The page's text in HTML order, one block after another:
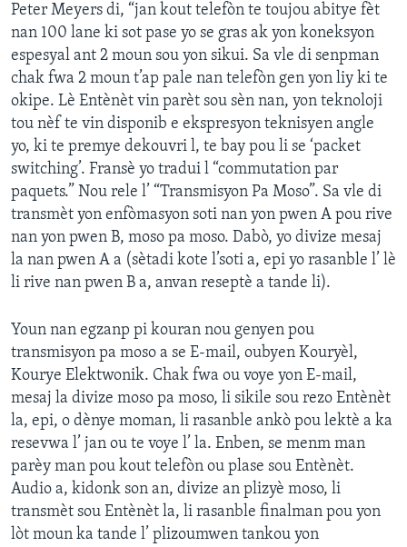
Peter Meyers di, “jan kout telefòn te toujou abitye fèt
nan 100 lane ki sot pase yo se gras ak yon koneksyon
espesyal ant 2 moun sou yon sikui. Sa vle di senpman
chak fwa 2 moun t’ap pale nan telefòn gen yon liy ki te
okipe. Lè Entènèt vin parèt sou sèn nan, yon teknoloji
tou nèf te vin disponib e ekspresyon teknisyen angle
yo, ki te premye dekouvri l, te bay pou li se ‘packet
switching’. Fransè yo tradui l “commutation par
paquets.” Nou rele l’ “Transmisyon Pa Moso”. Sa vle di
transmèt yon enfòmasyon soti nan yon pwen A pou rive
nan yon pwen B, moso pa moso. Dabò, yo divize mesaj
la nan pwen A a (sètadi kote l’soti a, epi yo rasanble l’ lè
li rive nan pwen B a, anvan reseptè a tande li).
Youn nan egzanp pi kouran nou genyen pou
transmisyon pa moso a se E-mail, oubyen Kouryèl,
Kourye Elektwonik. Chak fwa ou voye yon E-mail,
mesaj la divize moso pa moso, li sikile sou rezo Entènèt
la, epi, o dènye moman, li rasanble ankò pou lektè a ka
resevwa l’ jan ou te voye l’ la. Enben, se menm man
parèy man pou kout telefòn ou plase sou Entènèt.
Audio a, kidonk son an, divize an plizyè moso, li
transmèt sou Entènèt la, li rasanble finalman pou yon
lòt moun ka tande l’ plizoumwen tankou yon